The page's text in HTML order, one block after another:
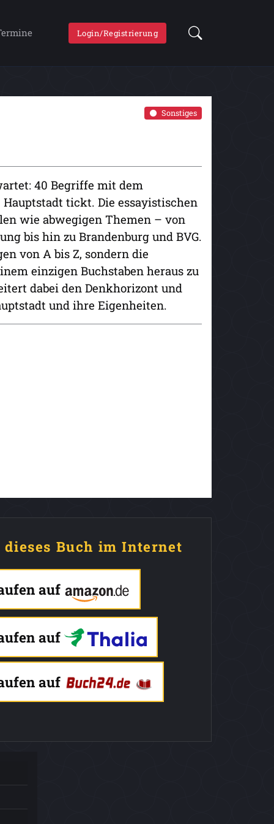
Login/Registrierung
Sonstiges
40 Begriffe mit dem
tickt. Die essayistischen
wie abwegigen Themen – von
bis hin zu Brandenburg und BVG.
von A bis Z, sondern die
einzigen Buchstaben heraus zu
dabei den Denkhorizont und
und ihre Eigenheiten.
dieses Buch im Internet
auf
auf
auf